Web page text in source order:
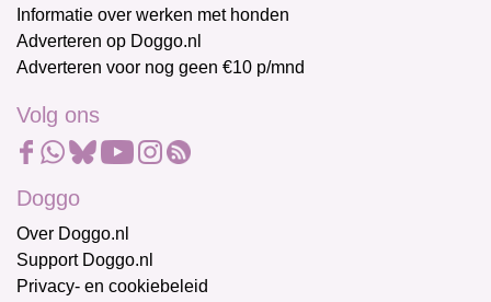
Informatie over werken met honden
Adverteren op Doggo.nl
Adverteren voor nog geen €10 p/mnd
Volg ons
Doggo
Over Doggo.nl
Support Doggo.nl
Privacy- en cookiebeleid